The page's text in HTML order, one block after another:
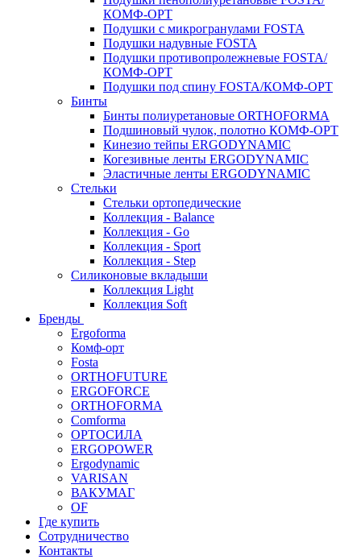
КОМФ-ОРТ
Подушки с микрогранулами FOSTA
Подушки надувные FOSTA
Подушки противопролежневые FOSTA/
КОМФ-ОРТ
Подушки под спину FOSTA/КОМФ-ОРТ
Бинты
Бинты полиуретановые ORTHOFORMA
Подшиновый чулок, полотно КОМФ-ОРТ
Кинезио тейпы ERGODYNAMIC
Когезивные ленты ERGODYNAMIC
Эластичные ленты ERGODYNAMIC
Стельки
Стельки ортопедические
Коллекция - Balance
Коллекция - Go
Коллекция - Sport
Коллекция - Step
Силиконовые вкладыши
Коллекция Light
Коллекция Soft
Бренды
Ergoforma
Комф-орт
Fosta
ORTHOFUTURE
ERGOFORCE
ORTHOFORMA
Comforma
ОРТОСИЛА
ERGOPOWER
Ergodynamic
VARISAN
ВАКУМАГ
OF
Где купить
Сотрудничество
Контакты